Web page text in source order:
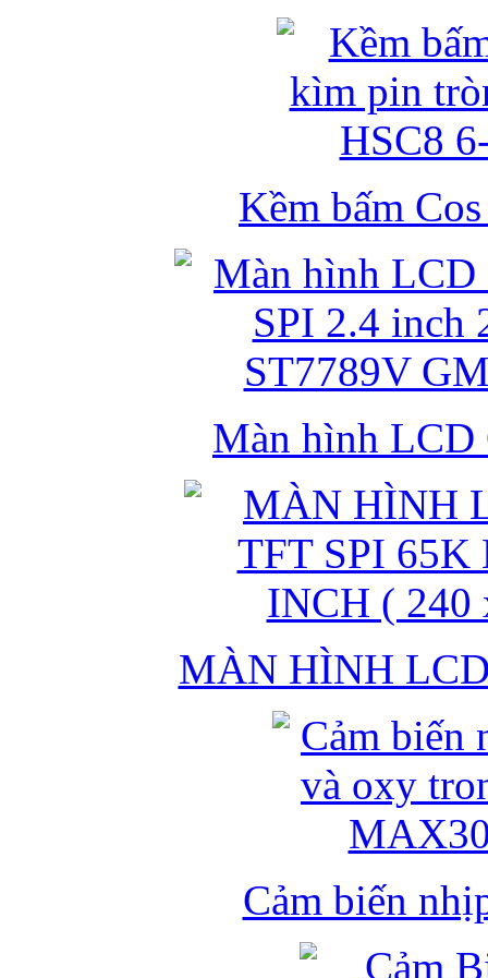
Kềm bấm
Màn hình LCD
MÀN HÌNH
Cảm biến